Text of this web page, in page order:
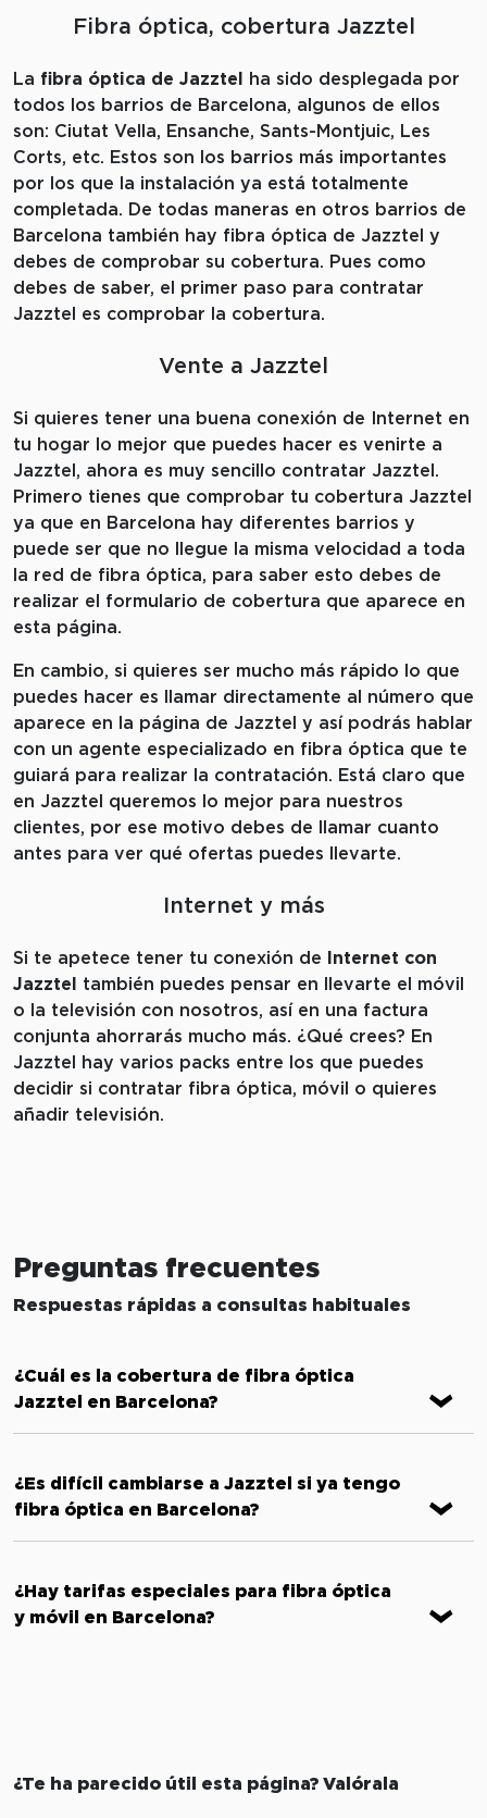
Fibra óptica, cobertura Jazztel
La fibra óptica de Jazztel
ha sido desplegada por
todos los barrios de Barcelona, algunos de ellos
son: Ciutat Vella, Ensanche, Sants-Montjuic, Les
Corts, etc. Estos son los barrios más importantes
por los que la instalación ya está totalmente
completada. De todas maneras en otros barrios de
Barcelona también hay fibra óptica de Jazztel y
debes de comprobar su cobertura. Pues como
debes de saber, el primer paso para contratar
Jazztel es comprobar la cobertura.
Vente a Jazztel
Si quieres tener una buena conexión de Internet en
tu hogar lo mejor que puedes hacer es venirte a
Jazztel, ahora es muy sencillo contratar Jazztel.
Primero tienes que comprobar tu cobertura Jazztel
ya que en Barcelona hay diferentes barrios y
puede ser que no llegue la misma velocidad a toda
la red de fibra óptica, para saber esto debes de
realizar el formulario de cobertura que aparece en
esta página.
En cambio, si quieres ser mucho más rápido lo que
puedes hacer es llamar directamente al número que
aparece en la página de Jazztel y así podrás hablar
con un agente especializado en fibra óptica que te
guiará para realizar la contratación. Está claro que
en Jazztel queremos lo mejor para nuestros
clientes, por ese motivo debes de llamar cuanto
antes para ver qué ofertas puedes llevarte.
Internet y más
Si te apetece tener tu conexión de Internet con
Jazztel
también puedes pensar en llevarte el móvil
o la televisión con nosotros, así en una factura
conjunta ahorrarás mucho más. ¿Qué crees? En
Jazztel hay varios packs entre los que puedes
decidir si contratar fibra óptica, móvil o quieres
añadir televisión.
Preguntas frecuentes
Respuestas rápidas a consultas habituales
¿Cuál es la cobertura de fibra óptica
Jazztel en Barcelona?
¿Es difícil cambiarse a Jazztel si ya tengo
fibra óptica en Barcelona?
¿Hay tarifas especiales para fibra óptica
y móvil en Barcelona?
¿Te ha parecido útil esta página? Valórala